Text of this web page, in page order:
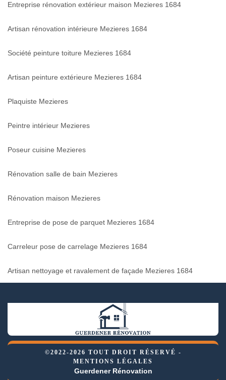
Entreprise rénovation extérieur maison Mezieres 1684
Artisan rénovation intérieure Mezieres 1684
Société peinture toiture Mezieres 1684
Artisan peinture extérieure Mezieres 1684
Plaquiste Mezieres
Peintre intérieur Mezieres
Poseur cuisine Mezieres
Rénovation salle de bain Mezieres
Rénovation maison Mezieres
Entreprise de pose de parquet Mezieres 1684
Carreleur pose de carrelage Mezieres 1684
Artisan nettoyage et ravalement de façade Mezieres 1684
©2022-2026 TOUT DROIT RÉSERVÉ -
MENTIONS LÉGALES
Guerdener Rénovation